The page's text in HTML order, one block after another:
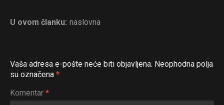
U ovom članku: naslovna
Vaša adresa e-pošte neće biti objavljena. Neophodna polja
su označena *
Komentar *